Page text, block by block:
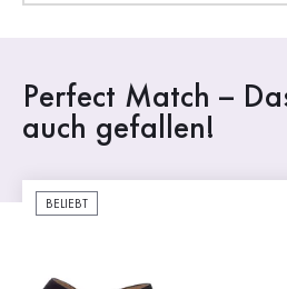
Perfect Match –
auch gefallen!
BELIEBT